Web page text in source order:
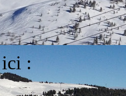
ici :